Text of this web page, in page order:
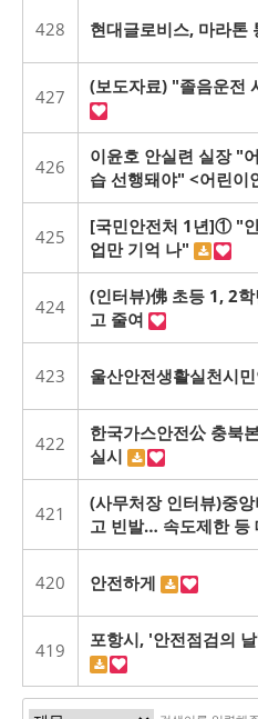
428 현대글로비스, 마라톤
427 (보도자료) "졸음운전
426
이윤호 안실련 실장 "
습 선행돼야" <어린이
425
[국민안전처 1년]① "
업만 기억 나"
424
(인터뷰)佛 초등 1, 2학
고 줄여
423 울산안전생활실천시
422
한국가스안전公 충북
실시
421
(사무처장 인터뷰)중
고 빈발… 속도제한 등
420 안전하게
419 포항시, '안전점검의